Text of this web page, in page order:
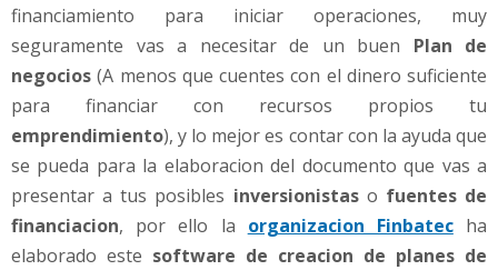
a
m
a
p
a
a
a
e
financiamiento para iniciar operaciones, muy
seguramente vas a necesitar de un buen Plan de
negocios (A menos que cuentes con el dinero suficiente
para financiar con recursos propios tu
emprendimiento), y lo mejor es contar con la ayuda que
se pueda para la elaboracion del documento que vas a
presentar a tus posibles inversionistaso fuentes de
financiacion, por ello la organizacion Finbatecha
elaborado este software de creacion de planes de